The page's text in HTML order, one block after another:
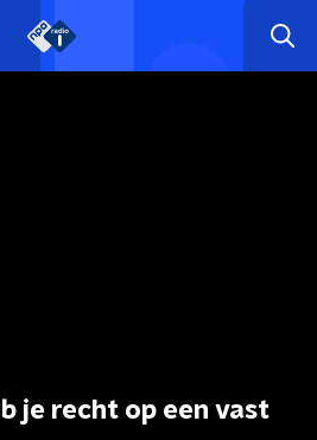
je recht op een vast